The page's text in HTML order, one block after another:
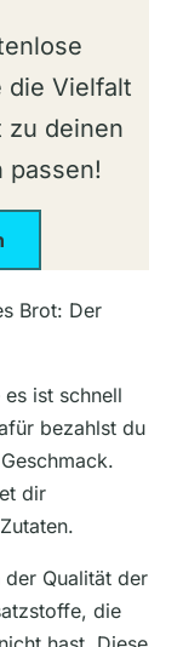
die Vielfalt
zu deinen
passen!
Brot: Der
ist schnell
bezahlst du
dir
Qualität der
die